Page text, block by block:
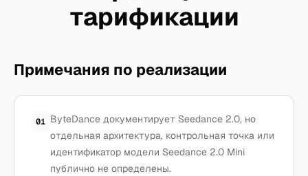
тарификации
Примечания по реализации
01 ByteDance документирует Seedance 2.0, но
отдельная архитектура, контрольная точка или
идентификатор модели Seedance 2.0 Mini
публично не определены.